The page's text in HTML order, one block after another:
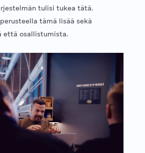
tulisi tukea tätä.
tämä lisää sekä
että osallistumista.